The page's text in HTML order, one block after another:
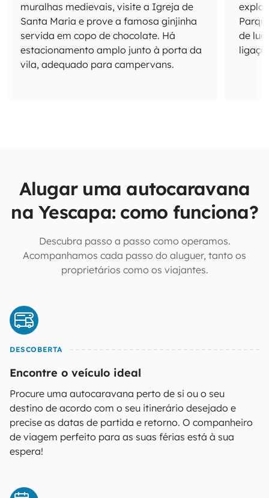
muralhas medievais, visite a Igreja de
Santa Maria e prove a famosa ginjinha
servida em copo de chocolate. Há
estacionamento amplo junto à porta da
vila, adequado para campervans.
de
Alugar uma autocaravana
na Yescapa: como funciona?
Descubra passo a passo como operamos.
Acompanhamos cada passo do aluguer, tanto os
proprietários como os viajantes.
DESCOBERTA
Encontre o veículo ideal
Procure uma autocaravana perto de si ou o seu
destino de acordo com o seu itinerário desejado e
precise as datas de partida e retorno. O companheiro
de viagem perfeito para as suas férias está à sua
espera!